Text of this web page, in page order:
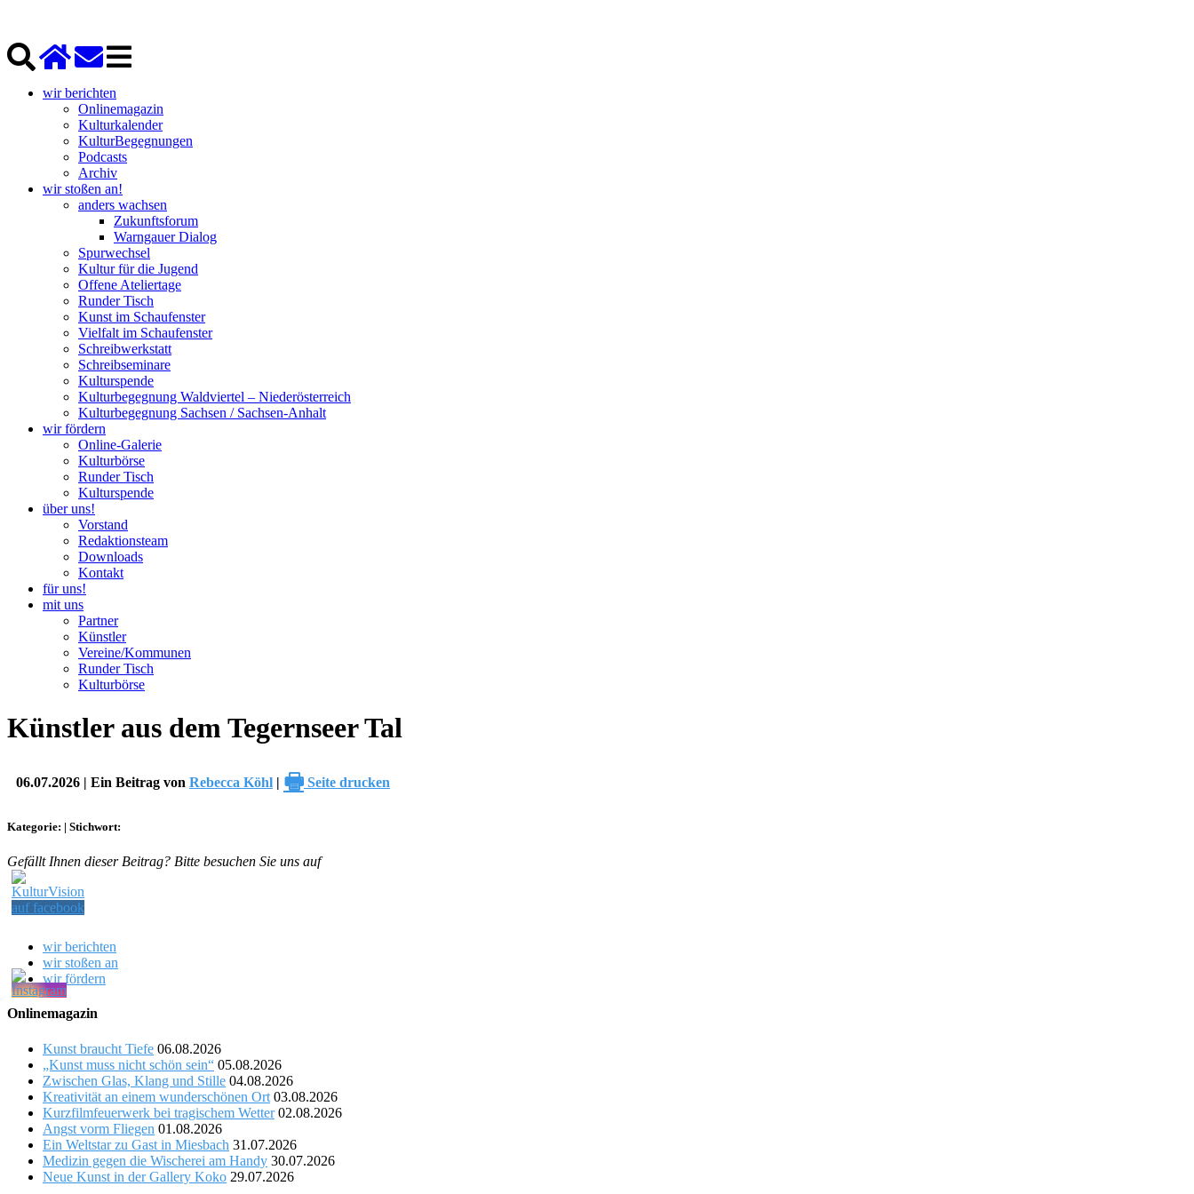
wir berichten
Onlinemagazin
Kulturkalender
KulturBegegnungen
Podcasts
Archiv
wir stoßen an!
anders wachsen
Zukunftsforum
Warngauer Dialog
Spurwechsel
Kultur für die Jugend
Offene Ateliertage
Runder Tisch
Kunst im Schaufenster
Vielfalt im Schaufenster
Schreibwerkstatt
Schreibseminare
Kulturspende
Kulturbegegnung Waldviertel – Niederösterreich
Kulturbegegnung Sachsen / Sachsen-Anhalt
wir fördern
Online-Galerie
Kulturbörse
Runder Tisch
Kulturspende
über uns!
Vorstand
Redaktionsteam
Downloads
Kontakt
für uns!
mit uns
Partner
Künstler
Vereine/Kommunen
Runder Tisch
Kulturbörse
Künstler aus dem Tegernseer Tal
06.07.2026 | Ein Beitrag von Rebecca Köhl | 🖶 Seite drucken
Kategorie: | Stichwort:
Gefällt Ihnen dieser Beitrag? Bitte besuchen Sie uns auf
wir berichten
wir stoßen an
wir fördern
Onlinemagazin
Kunst braucht Tiefe 06.08.2026
„Kunst muss nicht schön sein“ 05.08.2026
Zwischen Glas, Klang und Stille 04.08.2026
Kreativität an einem wunderschönen Ort 03.08.2026
Kurzfilmfeuerwerk bei tragischem Wetter 02.08.2026
Angst vorm Fliegen 01.08.2026
Ein Weltstar zu Gast in Miesbach 31.07.2026
Medizin gegen die Wischerei am Handy 30.07.2026
Neue Kunst in der Gallery Koko 29.07.2026